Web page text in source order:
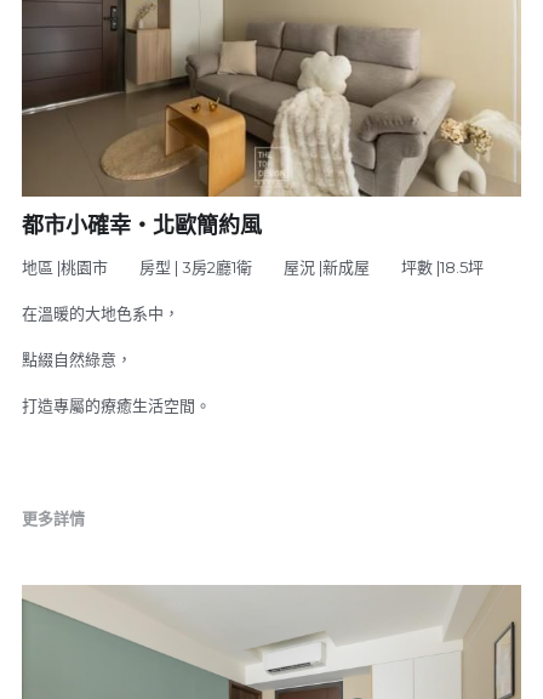
服務流程
聯絡我們
都市小確幸‧北歐簡約風
地區 |桃園市 房型 | 3房2廳1衛 屋況 |新成屋 坪數 |18.5坪
在溫暖的大地色系中，
點綴自然綠意，
打造專屬的療癒生活空間。
更多詳情